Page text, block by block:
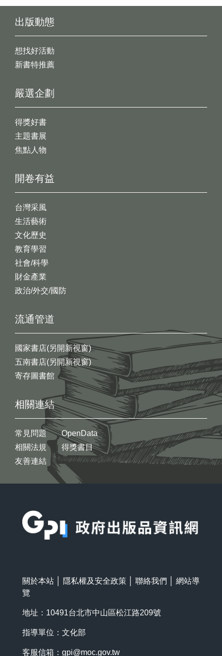
出版動態
想找好活動
新書特推薦
開卷有益
台灣采風
生活藝術
文化歷史
教育學習
社會/科學
財金產業
政治/外交/國防
嚴選企劃
得獎好書
主題書展
焦點人物
流通管道
國家書店(另開新視窗)
五南書店(另開新視窗)
寄存圖書館
相關連結
常見問題
相關法規
友善連結
OpenData
得獎書目
關於本站 隱私權及安全政策 聯絡我們
網站導
覽
地址：10491台北市中山區松江路209號
指導單位：文化部
客服信箱： gpi@moc.gov.tw